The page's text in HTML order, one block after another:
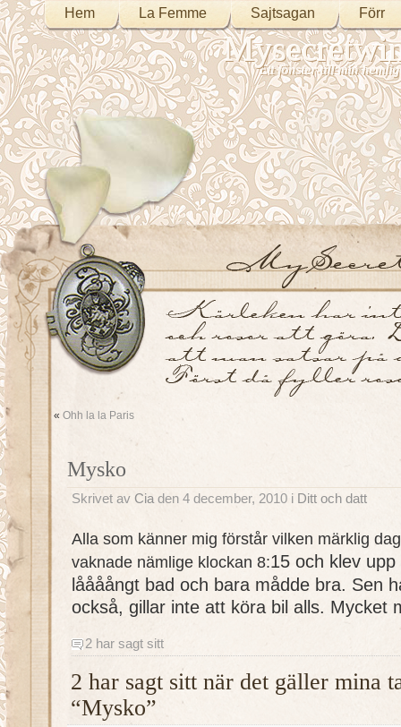
Hem La Femme Sajtsagan Förr
Ett fönster till min
« Ohh la la Paris
Mysko
Skrivet av Cia den 4 december, 2010 i Ditt och datt
Alla som känner mig förstår vilken märklig
vaknade nämlige klockan 8:15 och klev
låååångt bad och bara mådde bra. Sen
också, gillar inte att köra bil alls. Mycket
2 har sagt sitt
2 har sagt sitt när det gäller mina
“Mysko”